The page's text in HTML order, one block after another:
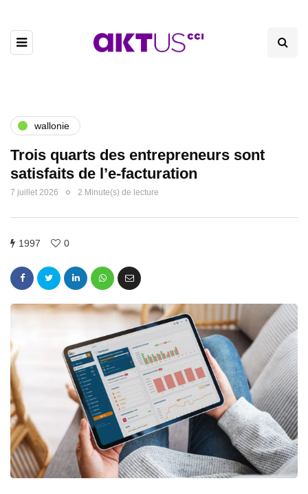
wallonie
Trois quarts des entrepreneurs sont
satisfaits de l’e-facturation
7 juillet 2026 2 Minute(s) de lecture
1997 0